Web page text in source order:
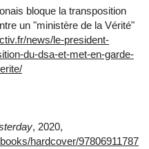
bloque la transposition
un "ministère de la Vérité"
news/le-president-
du-dsa-et-met-en-garde-
, 2020,
hardcover/97806911787